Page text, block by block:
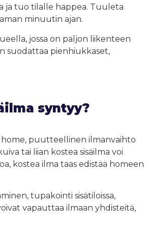
ja tuo tilalle happea. Tuuleta
minuutin ajan.
jossa on paljon liikenteen
suodattaa pienhiukkaset,
syntyy?
home, puutteellinen ilmanvaihto
tai liian kostea sisäilma voi
kostea ilma taas edistää homeen
tupakointi sisätiloissa,
vapauttaa ilmaan yhdisteitä,